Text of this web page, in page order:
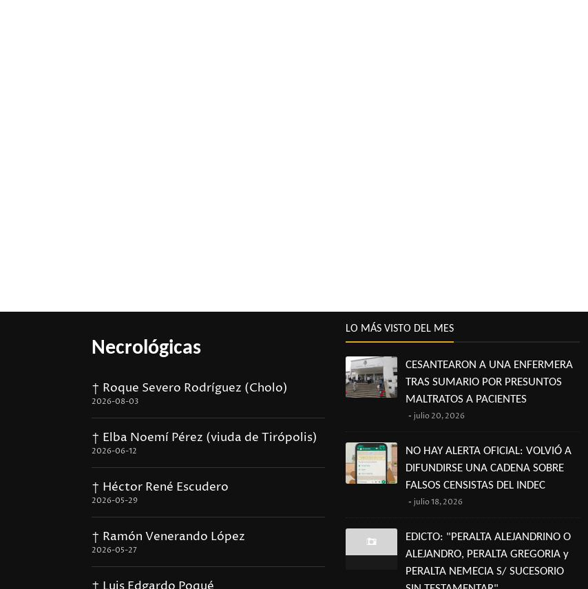
Necrológicas
† Roque Severo Rodríguez (Cholo)
2026-08-03
† Elba Noemí Pérez (viuda de Tirópolis)
2026-06-12
† Héctor René Escudero
2026-05-29
† Ramón Venerando López
2026-05-27
LO MÁS VISTO DEL MES
CESANTEARON A UNA ENFERMERA
TRAS SUMARIO POR PRESUNTOS
MALTRATOS A PACIENTES
julio 20, 2026
NO HAY ALERTA OFICIAL: VOLVIÓ A
DIFUNDIRSE UNA CADENA SOBRE
FALSOS CENSISTAS DEL INDEC
julio 18, 2026
EDICTO: "PERALTA ALEJANDRINO O
ALEJANDRO, PERALTA GREGORIA y
PERALTA NEMECIA S/ SUCESORIO